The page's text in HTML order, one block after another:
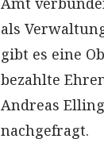
als
gibt es eine
bezahlte
Andreas
nachgefragt.